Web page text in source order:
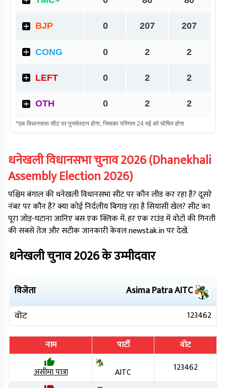
धनेखलीविधानसभा चुनाव2026(Dhanekhali
Assembly Election2026)
पश्चिम बंगालकीधनेखलीविधानसभा सीट पर कौन लीड कर रहा है? दूसरे
नंबर पर कौन है? क्या कोई निर्दलीय बिगाड़ रहा है सियासी खेल? सीट का
पूरा जोड़-घटाना जानिए बस एक क्लिक में. हर एक राउंड में वोटों की गिनती
की सबसे तेज और सटीक जानकारी केवल newstak.in पर देखें.
धनेखलीचुनाव2026के उम्मीदवार
विजेता Asima PatraAITC
वोट
123462
नाम पार्टी
वोट
असीमा पात्रा
AITC 123462